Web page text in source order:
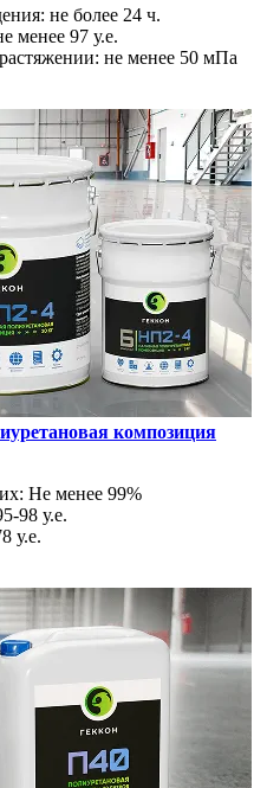
не более 24 ч.
менее 97 у.е.
не менее 50 мПа
композиция
Не менее 99%
98 у.е.
у.е.